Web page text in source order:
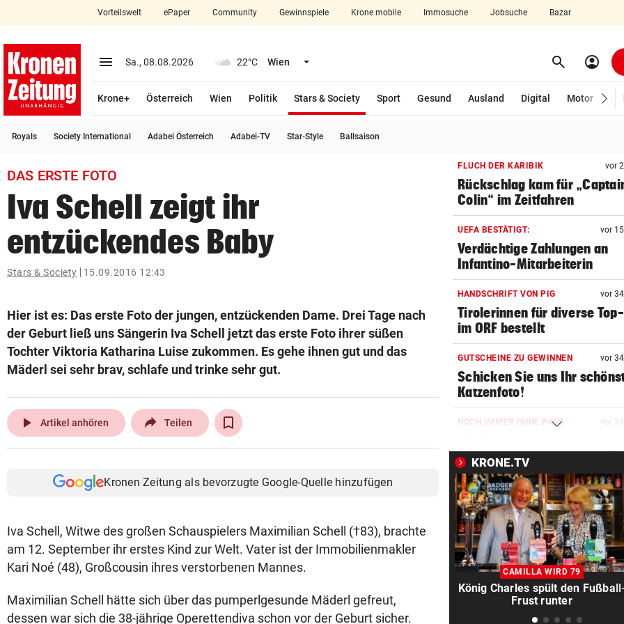
closeSchließen
account_circle Anmelden
arrow_right
search
Suchbegriff
eingeben
© Krone Multimedia GmbH & Co KG 2026
Muthgasse 2, 1190 Wien
Vorteilswelt ePaper Community Gewinnspiele Krone mobile Immosuche Jobsuche Bazar
menu Menü aufklappen
Sa., 08.08.2026 22°C Wien Menü aufklappen search Suchen
account_circle
Krone+ Österreich Wien Politik Stars & Society
Sport
Gesund Ausland Digital Motor
Royals Society International Adabei Österreich Adabei-TV Star-Style Ballsaison
DAS ERSTE FOTO
Iva Schell zeigt ihr
entzückendes Baby
Stars & Society 15.09.2016 12:43
Hier ist es: Das erste Foto der jungen, entzückenden Dame. Drei Tage nach
der Geburt ließ uns Sängerin Iva Schell jetzt das erste Foto ihrer süßen
Tochter Viktoria Katharina Luise zukommen. Es gehe ihnen gut und das
Mäderl sei sehr brav, schlafe und trinke sehr gut.
play_arrow Artikel anhören Teilen
Kronen Zeitung als bevorzugte Google-Quelle hinzufügen
Iva Schell, Witwe des großen Schauspielers Maximilian Schell (†83), brachte
am 12. September ihr erstes Kind zur Welt. Vater ist der Immobilienmakler
Kari Noé (48), Großcousin ihres verstorbenen Mannes.
Maximilian Schell hätte sich über das pumperlgesunde Mäderl gefreut,
dessen war sich die 38-jährige Operettendiva schon vor der Geburt sicher.
FLUCH DER KARIBIK vor
Rückschlag kam für
Colin“ im Zeitfahren
UEFA BESTÄTIGT: vor
Verdächtige Zahlungen an
Infantino-Mitarbeiterin
HANDSCHRIFT VON PIG vor
Tirolerinnen für diverse
im ORF bestellt
GUTSCHEINE ZU GEWINNEN vor
Schicken Sie uns Ihr
Katzenfoto!
NOCH IMMER OHNE PASS vor
Österreich
VORSCHLAG FÜR ROUTE vor 34
Land Salzburg hält dem S-
Bahn frei
POSSE UM ÖFB-CAMPUS vor
Wie Bezirksvorsteher
der MA 7 scheitert
KRONE.TV
CAMILLA WIRD 79
König Charles spült den
Frust runter